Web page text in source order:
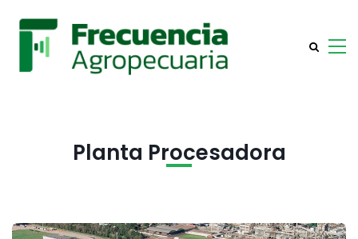
Planta Procesadora